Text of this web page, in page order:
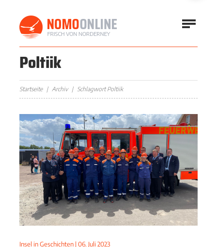
Poltiik
Startseite Archiv Schlagwort Poltiik
Insel in Geschichten | 06. Juli 2023